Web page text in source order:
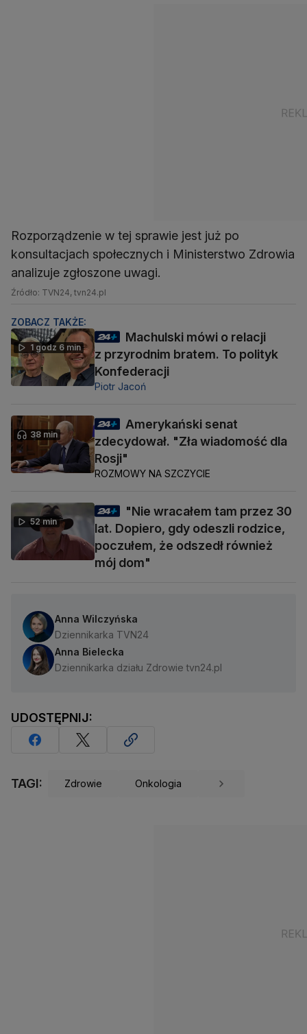
Rozporządzenie w tej sprawie jest już po
konsultacjach społecznych i Ministerstwo Zdrowia
analizuje zgłoszone uwagi.
Źródło: TVN24, tvn24.pl
ZOBACZ TAKŻE:
1 godz 6 min
Machulski mówi o relacji
z przyrodnim bratem. To polityk
Konfederacji
Piotr Jacoń
38 min
Amerykański senat
zdecydował. "Zła wiadomość dla
Rosji"
ROZMOWY NA SZCZYCIE
52 min
"Nie wracałem tam przez 30
lat. Dopiero, gdy odeszli rodzice,
poczułem, że odszedł również
mój dom"
Anna Wilczyńska
Dziennikarka TVN24
Anna Bielecka
Dziennikarka działu Zdrowie tvn24.pl
UDOSTĘPNIJ:
TAGI: Zdrowie Onkologia